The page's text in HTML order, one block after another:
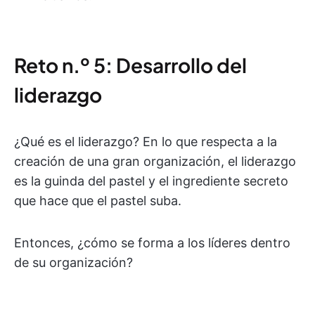
Reto n.º 5: Desarrollo del
liderazgo
¿Qué es el liderazgo? En lo que respecta a la
creación de una gran organización, el liderazgo
es la guinda del pastel y el ingrediente secreto
que hace que el pastel suba.
Entonces, ¿cómo se forma a los líderes dentro
de su organización?